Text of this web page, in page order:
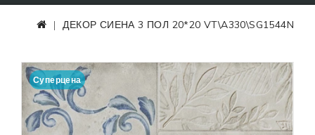
ДЕКОР СИЕНА 3 ПОЛ 20*20 VT\A330\SG1544N
Суперцена